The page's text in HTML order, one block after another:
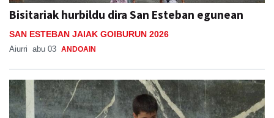
Bisitariak hurbildu dira San Esteban egunean
SAN ESTEBAN JAIAK GOIBURUN 2026
Aiurri abu 03 ANDOAIN